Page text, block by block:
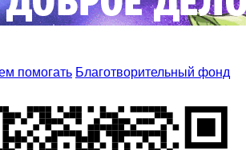
помогать Благотворительный фонд